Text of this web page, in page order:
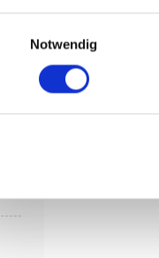
Notwendig